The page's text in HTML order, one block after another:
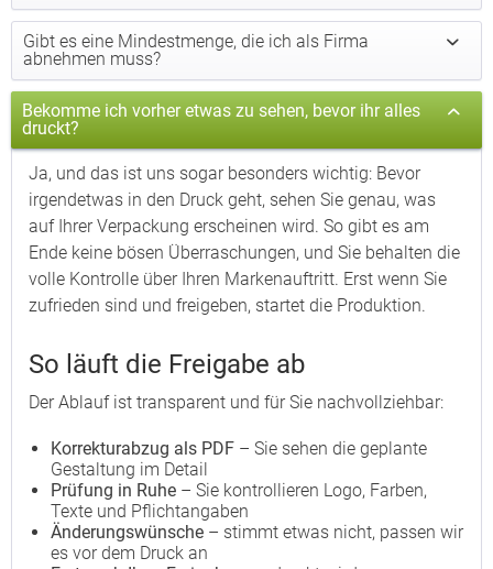
Gibt es eine Mindestmenge, die ich als Firma
abnehmen muss?
Bekomme ich vorher etwas zu sehen, bevor ihr alles
druckt?
Ja, und das ist uns sogar besonders wichtig: Bevor
irgendetwas in den Druck geht, sehen Sie genau, was
auf Ihrer Verpackung erscheinen wird. So gibt es am
Ende keine bösen Überraschungen, und Sie behalten die
volle Kontrolle über Ihren Markenauftritt. Erst wenn Sie
zufrieden sind und freigeben, startet die Produktion.
So läuft die Freigabe ab
Der Ablauf ist transparent und für Sie nachvollziehbar:
Korrekturabzug als PDF – Sie sehen die geplante
Gestaltung im Detail
Prüfung in Ruhe – Sie kontrollieren Logo, Farben,
Texte und Pflichtangaben
Änderungswünsche – stimmt etwas nicht, passen wir
es vor dem Druck an